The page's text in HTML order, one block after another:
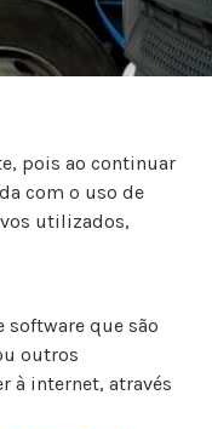
pois ao continuar
com o uso de
utilizados,
software que são
outros
à internet, através